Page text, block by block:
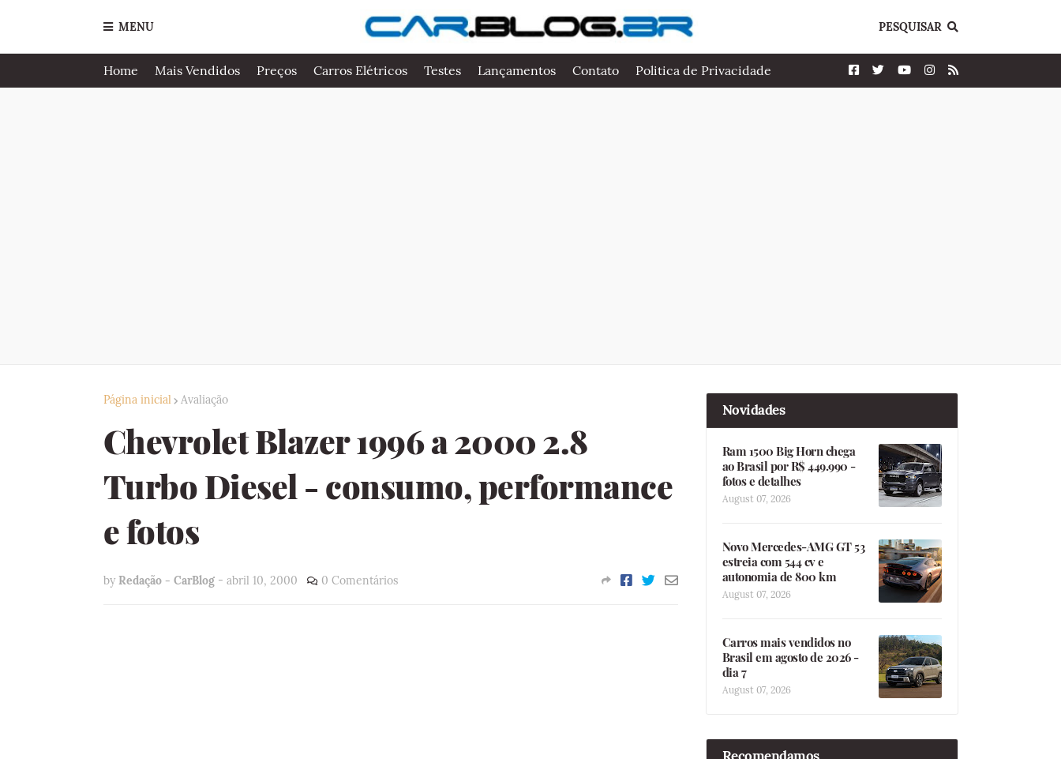
MENU PESQUISAR
Home Mais Vendidos Preços Carros Elétricos Testes Lançamentos Contato Politica de Privacidade
Página inicial Avaliação
Chevrolet Blazer 1996 a 2000 2.8
Turbo Diesel - consumo, performance
e fotos
by Redação - CarBlog - abril 10, 2000 0 Comentários
Novidades
Ram 1500 Big Horn chega
ao Brasil por R$ 449.990 -
fotos e detalhes
August 07, 2026
Novo Mercedes-AMG GT 53
estreia com 544 cv e
autonomia de 800 km
August 07, 2026
Carros mais vendidos no
Brasil em agosto de 2026 -
dia 7
August 07, 2026